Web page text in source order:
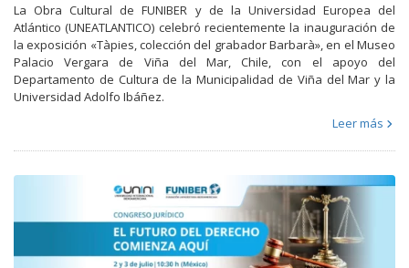
La Obra Cultural de FUNIBER y de la Universidad Europea del
Atlántico (UNEATLANTICO) celebró recientemente la inauguración de
la exposición «Tàpies, colección del grabador Barbarà», en el Museo
Palacio Vergara de Viña del Mar, Chile, con el apoyo del
Departamento de Cultura de la Municipalidad de Viña del Mar y la
Universidad Adolfo Ibáñez.
Leer más